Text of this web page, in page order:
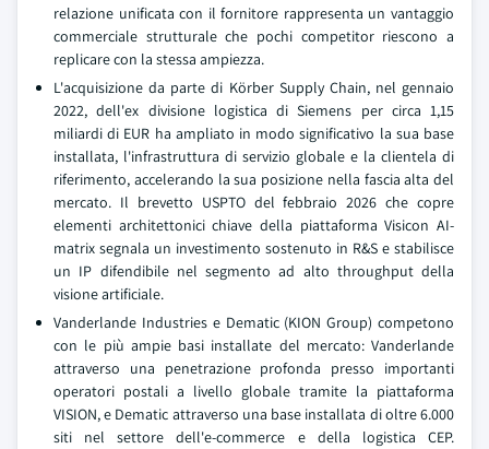
relazione unificata con il fornitore rappresenta un vantaggio
commerciale strutturale che pochi competitor riescono a
replicare con la stessa ampiezza.
L'acquisizione da parte di Körber Supply Chain, nel gennaio
2022, dell'ex divisione logistica di Siemens per circa 1,15
miliardi di EUR ha ampliato in modo significativo la sua base
installata, l'infrastruttura di servizio globale e la clientela di
riferimento, accelerando la sua posizione nella fascia alta del
mercato. Il brevetto USPTO del febbraio 2026 che copre
elementi architettonici chiave della piattaforma Visicon AI-
matrix segnala un investimento sostenuto in R&S e stabilisce
un IP difendibile nel segmento ad alto throughput della
visione artificiale.
Vanderlande Industries e Dematic (KION Group) competono
con le più ampie basi installate del mercato: Vanderlande
attraverso una penetrazione profonda presso importanti
operatori postali a livello globale tramite la piattaforma
VISION, e Dematic attraverso una base installata di oltre 6.000
siti nel settore dell'e-commerce e della logistica CEP.